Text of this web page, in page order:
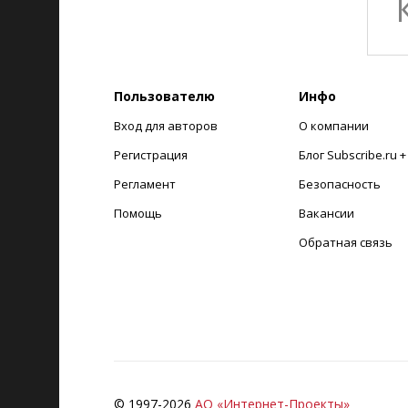
Пользователю
Вход для авторов
Регистрация
Регламент
Помощь
Инфо
О компании
Блог Subscribe.ru +
Безопасность
Вакансии
Обратная связь
© 1997-2026 АО «Интернет-Проекты»